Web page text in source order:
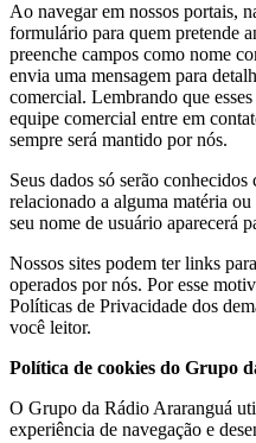
Ao navegar em nossos portais,
formulário para quem pretende
preenche campos como nome
envia uma mensagem para
comercial. Lembrando que
equipe comercial entre em
sempre será mantido por nós.
Seus dados só serão
relacionado a alguma matéria
seu nome de usuário aparecerá
Nossos sites podem ter links
operados por nós. Por esse
Políticas de Privacidade dos
você leitor.
Política de cookies do Grupo
O Grupo da Rádio Araranguá
experiência de navegação e